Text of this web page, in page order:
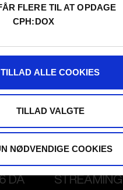
FLERE TIL AT OPDAGE
CPH:DOX
TILLAD ALLE COOKIES
TILLAD VALGTE
NØDVENDIGE COOKIES
DA STREAMING